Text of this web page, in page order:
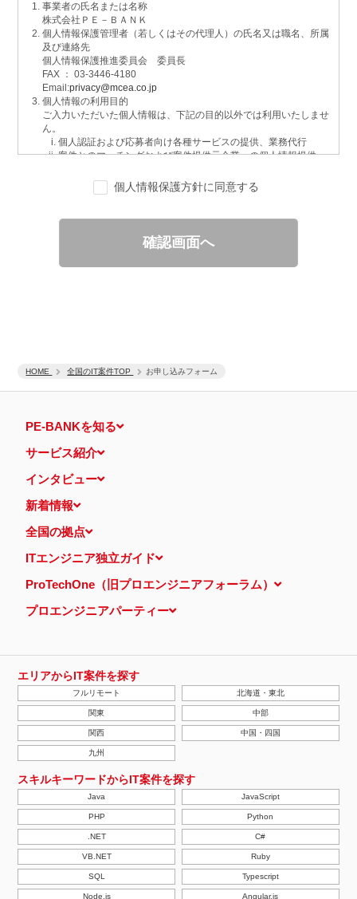
HOME 全国のIT案件TOP お申し込みフォーム
事業者の氏名または名称
株式会社ＰＥ－ＢＡＮＫ
個人情報保護管理者（若しくはその代理人）の氏名又は職名、所属
及び連絡先
個人情報保護推進委員会 委員長
FAX ： 03-3446-4180
Email:privacy@mcea.co.jp
個人情報の利用目的
ご入力いただいた個人情報は、下記の目的以外では利用いたしませ
ん。
個人認証および応募者向け各種サービスの提供、業務代行
案件とのマッチングおよび案件提供元企業への個人情報提供
サービスに関するご意見、お問い合わせへの回答
ご要望の分析、各種統計データの算出と分析
当社運営のウェブサイト訪問前にクリックされている広告の情
報（クリック日や広告掲載サイトなど）を取得のうえ、情報と
照合して広告効果を測定
個人情報の第三者提供について
的の通知・開示・内容の訂正・追加または削除・利用の停止・消去
認定個人情報保護団体の名称および、苦情の解決の申出先
一般社団法人日本個人情報管理協会（JAPiCO）
相談・苦情受付窓口
ル泉岳寺前
本人が容易に認識できない方法による個人情報の取得
当ウェブサイトでは、広告配信事業者が提供するプログラムを利用
し、特定のサイトにおいて行動ターゲティング広告（サイト閲覧情
報などをもとにユーザーの興味・関心にあわせて広告を配信する広
告手法）を行っております。 その際、ユーザーのサイト訪問履歴
情報を採取するためCookieを使用しています（ただし、個人を特
定・識別できるような情報は一切含まれておりません）。
正、その他個人情報の安全管理のために必要かつ適切な措置を講じ
ます。
当社の個人情報の取扱いに関する苦情、相談等の問合せ先
株式会社ＰＥ－ＢＡＮＫ 個人情報相談窓口
FAX：03-3446-4180
Email：privacy@mcea.co.jp
【2019年10月7日 改訂】
個人情報保護方針に同意する
確認画面へ
PE-BANKを知る
サービス紹介
インタビュー
新着情報
全国の拠点
ITエンジニア独立ガイド
ProTechOne（旧プロエンジニアフォーラム）
プロエンジニアパーティー
エリアからIT案件を探す
フルリモート 北海道・東北
関東 中部
関西 中国・四国
九州
スキルキーワードからIT案件を探す
Java JavaScript
PHP Python
.NET C#
VB.NET Ruby
SQL Typescript
Node.js Angular.js